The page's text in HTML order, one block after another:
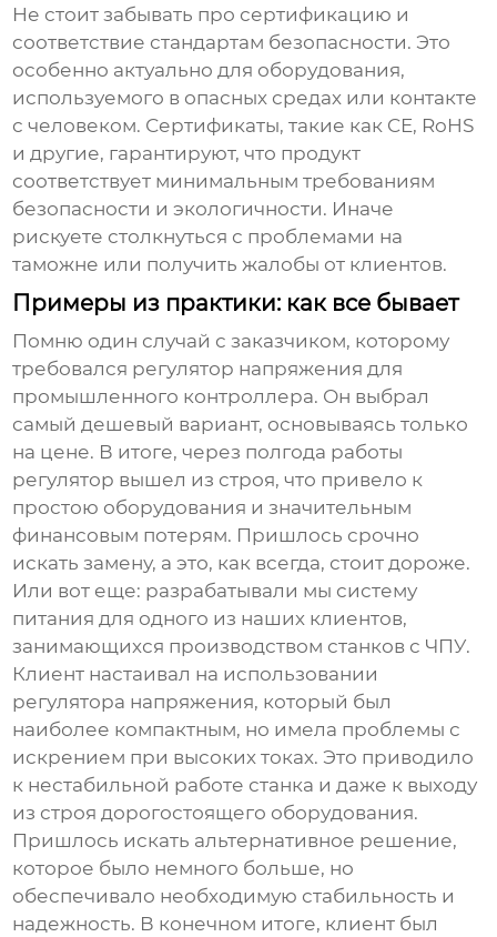
Не стоит забывать про сертификацию и
соответствие стандартам безопасности. Это
особенно актуально для оборудования,
используемого в опасных средах или контакте
с человеком. Сертификаты, такие как CE, RoHS
и другие, гарантируют, что продукт
соответствует минимальным требованиям
безопасности и экологичности. Иначе
рискуете столкнуться с проблемами на
таможне или получить жалобы от клиентов.
Примеры из практики: как все бывает
Помню один случай с заказчиком, которому
требовался регулятор напряжения для
промышленного контроллера. Он выбрал
самый дешевый вариант, основываясь только
на цене. В итоге, через полгода работы
регулятор вышел из строя, что привело к
простою оборудования и значительным
финансовым потерям. Пришлось срочно
искать замену, а это, как всегда, стоит дороже.
Или вот еще: разрабатывали мы систему
питания для одного из наших клиентов,
занимающихся производством станков с ЧПУ.
Клиент настаивал на использовании
регулятора напряжения, который был
наиболее компактным, но имела проблемы с
искрением при высоких токах. Это приводило
к нестабильной работе станка и даже к выходу
из строя дорогостоящего оборудования.
Пришлось искать альтернативное решение,
которое было немного больше, но
обеспечивало необходимую стабильность и
надежность. В конечном итоге, клиент был